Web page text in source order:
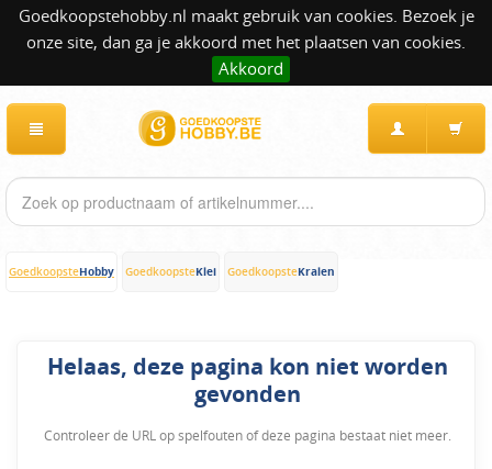
Goedkoopstehobby.nl maakt gebruik van cookies. Bezoek je
onze site, dan ga je akkoord met het plaatsen van cookies.
Akkoord
GoedkoopsteHobby GoedkoopsteKlei GoedkoopsteKralen
Helaas, deze pagina kon niet worden
gevonden
Controleer de URL op spelfouten of deze pagina bestaat niet meer.